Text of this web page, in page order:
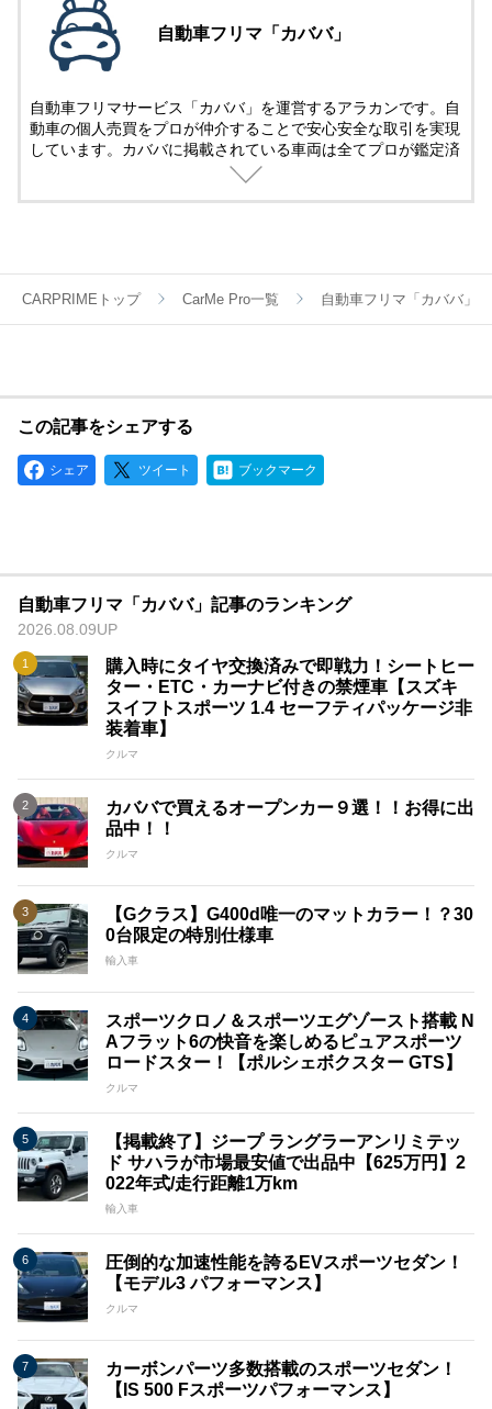
自動車フリマ「カババ」
自動車フリマサービス「カババ」を運営するアラカンです。自
動車の個人売買をプロが仲介することで安心安全な取引を実現
しています。カババに掲載されている車両は全てプロが鑑定済
CARPRIMEトップ CarMe Pro一覧 自動車フリマ「カババ」
この記事をシェアする
シェア ツイート ブックマーク
自動車フリマ「カババ」記事のランキング
2026.08.09UP
購入時にタイヤ交換済みで即戦力！シートヒー
ター・ETC・カーナビ付きの禁煙車【スズキ
スイフトスポーツ 1.4 セーフティパッケージ非
装着車】
クルマ
カババで買えるオープンカー９選！！お得に出
品中！！
クルマ
【Gクラス】G400d唯一のマットカラー！？30
0台限定の特別仕様車
輸入車
スポーツクロノ＆スポーツエグゾースト搭載 N
Aフラット6の快音を楽しめるピュアスポーツ
ロードスター！【ポルシェボクスター GTS】
クルマ
【掲載終了】ジープ ラングラーアンリミテッ
ド サハラが市場最安値で出品中【625万円】2
022年式/走行距離1万km
輸入車
圧倒的な加速性能を誇るEVスポーツセダン！
【モデル3 パフォーマンス】
クルマ
カーボンパーツ多数搭載のスポーツセダン！
【IS 500 Fスポーツパフォーマンス】